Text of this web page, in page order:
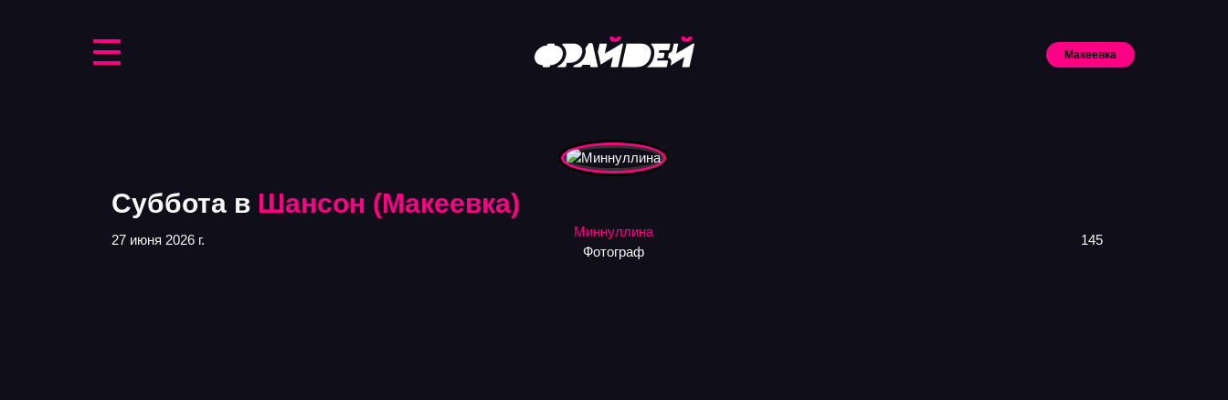
Макеевка
Искать
Суббота в Шансон (Макеевка)
27 июня 2026 г.
Миннуллина
Фотограф
145